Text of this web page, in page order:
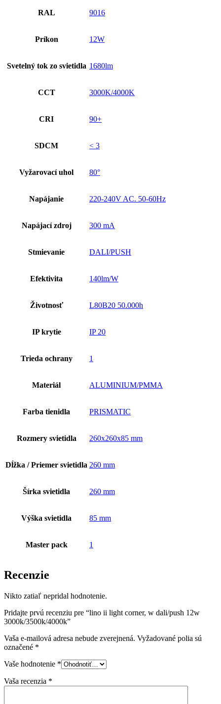
RAL 9016
Príkon 12W
Svetelný tok zo svietidla 1680lm
CCT 3000K/4000K
CRI 90+
SDCM < 3
Vyžarovací uhol 80°
Napájanie 220-240V AC. 50-60Hz
Napájací zdroj 300 mA
Stmievanie DALI/PUSH
Efektivita 140lm/W
Životnosť L80B20 50.000h
IP krytie IP 20
Trieda ochrany 1
Materiál ALUMINIUM/PMMA
Farba tienidla PRISMATIC
Rozmery svietidla 260x260x85 mm
Dĺžka / Priemer svietidla 260 mm
Šírka svietidla 260 mm
Výška svietidla 85 mm
Master pack 1
Recenzie
Nikto zatiaľ nepridal hodnotenie.
Pridajte prvú recenziu pre “lino ii light corner, w dali/push 12w
3000k/3500k/4000k”
Vaša e-mailová adresa nebude zverejnená. Vyžadované polia sú
označené *
Vaše hodnotenie *
Vaša recenzia *